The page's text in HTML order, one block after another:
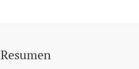
Resumen